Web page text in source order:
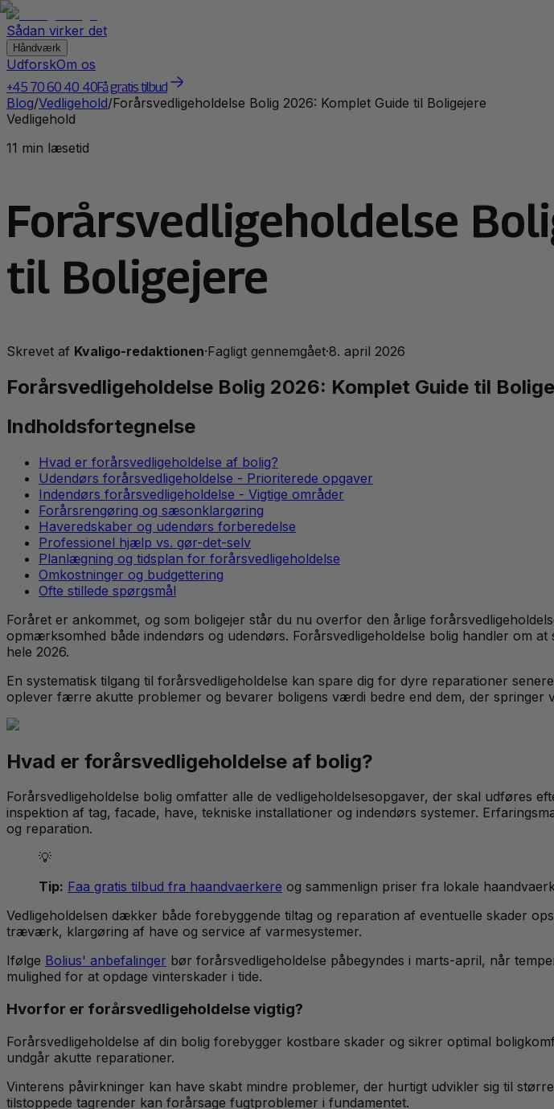
Sådan virker det
Håndværk
UdforskOm os
+45 70 60 40 40Få gratis tilbud
Blog/Vedligehold/Forårsvedligeholdelse Bolig 2026: Komplet Guide til Boligejere
Vedligehold
11 min læsetid
Forårsvedligeholdelse
til Boligejere
Skrevet af Kvaligo-redaktionen·Fagligt gennemgået·8. april 2026
Forårsvedligeholdelse Bolig 2026: Komplet Guide til
Indholdsfortegnelse
Hvad er forårsvedligeholdelse af bolig?
Udendørs forårsvedligeholdelse - Prioriterede opgaver
Indendørs forårsvedligeholdelse - Vigtige områder
Forårsrengøring og sæsonklargøring
Haveredskaber og udendørs forberedelse
Professionel hjælp vs. gør-det-selv
Planlægning og tidsplan for forårsvedligeholdelse
Omkostninger og budgettering
Ofte stillede spørgsmål
Foråret er ankommet, og som boligejer står du nu overfor den årlige
opmærksomhed både indendørs og udendørs. Forårsvedligeholdelse bolig handler om
hele 2026.
En systematisk tilgang til forårsvedligeholdelse kan spare dig for dyre reparationer
oplever færre akutte problemer og bevarer boligens værdi bedre end dem, der springer
Hvad er forårsvedligeholdelse af bolig?
Forårsvedligeholdelse bolig omfatter alle de vedligeholdelsesopgaver, der skal udføres
inspektion af tag, facade, have, tekniske installationer og indendørs systemer.
og reparation.
💡
Tip: Faa gratis tilbud fra haandvaerkere og sammenlign priser fra lokale
Vedligeholdelsen dækker både forebyggende tiltag og reparation af eventuelle skader
træværk, klargøring af have og service af varmesystemer.
Ifølge Bolius' anbefalinger bør forårsvedligeholdelse påbegyndes i marts-april, når
mulighed for at opdage vinterskader i tide.
Hvorfor er forårsvedligeholdelse vigtig?
Forårsvedligeholdelse af din bolig forebygger kostbare skader og sikrer optimal
undgår akutte reparationer.
Vinterens påvirkninger kan have skabt mindre problemer, der hurtigt udvikler sig til
tilstoppede tagrender kan forårsage fugtproblemer i fundamentet.